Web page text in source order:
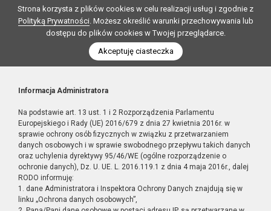
Strona korzysta z plików cookies w celu realizacji usług i zgodnie z
Polityką Prywatności. Możesz określić warunki przechowywania lub
dostępu do plików cookies w Twojej przeglądarce.
Akceptuję ciasteczka
Informacja Administratora
Na podstawie art. 13 ust. 1 i 2 Rozporządzenia Parlamentu
Europejskiego i Rady (UE) 2016/679 z dnia 27 kwietnia 2016r. w
sprawie ochrony osób fizycznych w związku z przetwarzaniem
danych osobowych i w sprawie swobodnego przepływu takich danych
oraz uchylenia dyrektywy 95/46/WE (ogólne rozporządzenie o
ochronie danych), Dz. U. UE. L. 2016.119.1 z dnia 4 maja 2016r., dalej
RODO informuję:
1. dane Administratora i Inspektora Ochrony Danych znajdują się w
linku „Ochrona danych osobowych”,